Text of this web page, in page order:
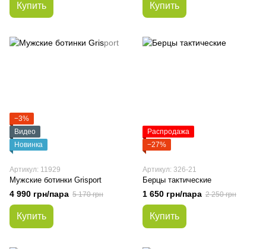
Купить Купить
−3%
Видео
Новинка
Артикул: 11929
Мужские ботинки Grisport
4 990 грн/пара 5 170 грн
Купить
Распродажа
−27%
Артикул: 326-21
Берцы тактические
1 650 грн/пара 2 250 грн
Купить